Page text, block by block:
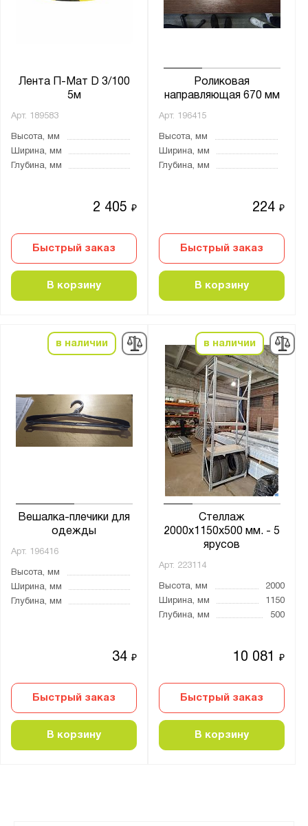
Лента П-Мат D 3/100
5м
Арт. 189583
Высота, мм
Ширина, мм
Глубина, мм
2 405₽
Быстрый заказ
В корзину
Роликовая
направляющая 670 мм
Арт. 196415
Высота, мм
Ширина, мм
Глубина, мм
224₽
Быстрый заказ
В корзину
в наличии
Вешалка-плечики для
одежды
Арт. 196416
Высота, мм
Ширина, мм
Глубина, мм
34₽
Быстрый заказ
В корзину
в наличии
Стеллаж
2000х1150х500 мм. - 5
ярусов
Арт. 223114
Высота, мм
2000
Ширина, мм
1150
Глубина, мм
500
10 081₽
Быстрый заказ
В корзину